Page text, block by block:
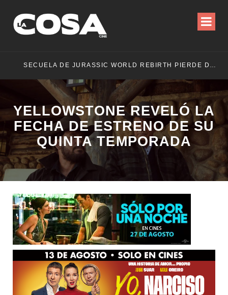
SECUELA DE JURASSIC WORLD REBIRTH PIERDE DIRECTOR
YELLOWSTONE REVELÓ LA
FECHA DE ESTRENO DE SU
QUINTA TEMPORADA